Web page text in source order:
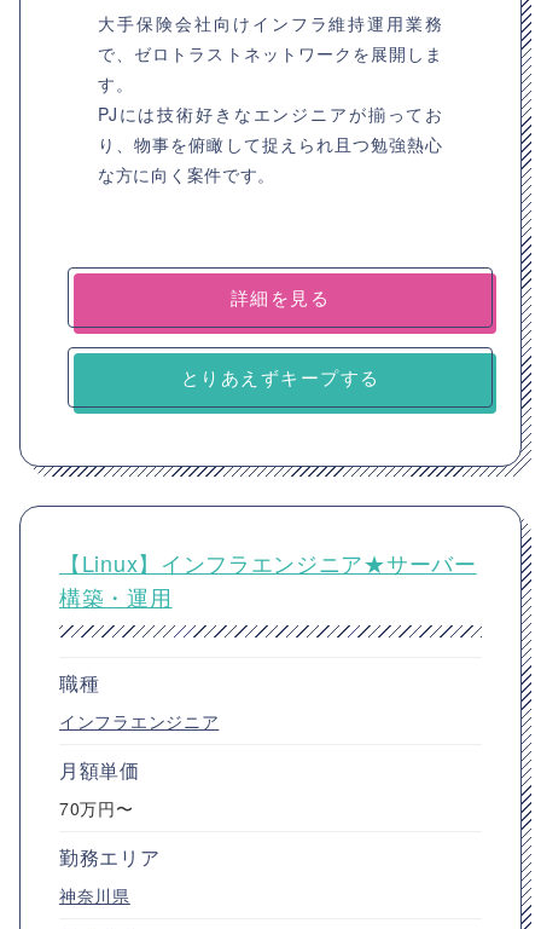
大手保険会社向けインフラ維持運用業務
で、ゼロトラストネットワークを展開しま
す。
PJには技術好きなエンジニアが揃ってお
り、物事を俯瞰して捉えられ且つ勉強熱心
な方に向く案件です。
詳細を見る
とりあえずキープする
【Linux】インフラエンジニア★サーバー
構築・運用
職種
インフラエンジニア
月額単価
70万円〜
勤務エリア
神奈川県